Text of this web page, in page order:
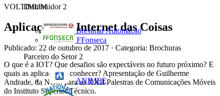
Distribuidor 2
Bresimar Automação
FFonseca
Parceiro do Setor 2
ANIMEE
VOLTIMUM
Aplicações na Internet das Coisas
Publicado: 22 de outubro de 2017 · Categoria: Brochuras
O que é a IOT? Que desafios são expectáveis no futuro próximo? E
quais as aplicações a conhecer? Apresentação de Guilherme
Andrade, da NOS, para as XXII Palestras de Comunicações Móveis
do Instituto Superior Técnico.